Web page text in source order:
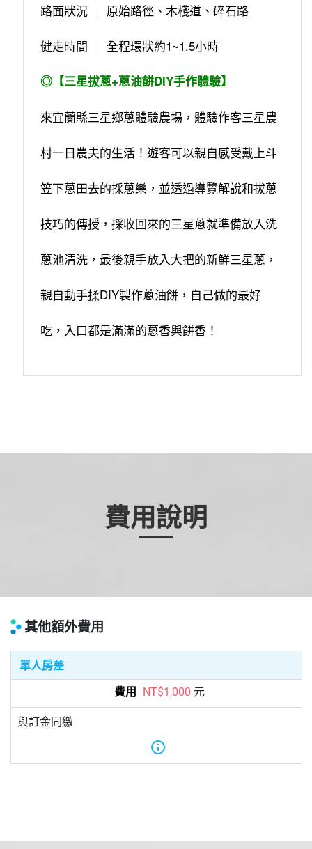
路面狀況 ｜ 原始路徑、木棧道、碎石路
健走時間 ｜ 全程環狀約1~1.5小時
◎【三星拔蔥+蔥油餅DIY手作體驗】
來宜蘭縣三星鄉蔥體驗農場，體驗作客三星農
村一日農夫的生活！遊客可以親自感受戴上斗
笠下蔥田去的採蔥樂，並透過導覽解說和拔蔥
技巧的傳授，採收回來的三星蔥就準備放入洗
蔥池清洗，最後親手放入大把的新鮮三星蔥，
親自動手揉DIY製作蔥油餅，自己做的最好
吃，入口都是滿滿的蔥香與餅香！
費用說明
其他額外費用
單人房差
NT$1,000 元
與訂金同繳
info